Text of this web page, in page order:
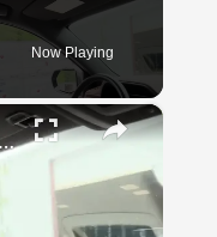
Now Playing
×
I Bought 900 Pounds of Survival Food! Vlog